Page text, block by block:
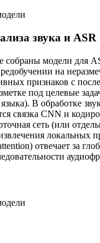
звука и ASR
собраны модели для
на
признаков с
под целевые
В обработке
связка CNN и
сеть (или
локальных
отвечает за